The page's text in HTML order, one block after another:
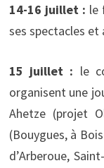
14-16 juillet : le
ses spectacles et
15 juillet : le
organisent une
Ahetze (projet
(Bouygues, à
d’Arberoue,